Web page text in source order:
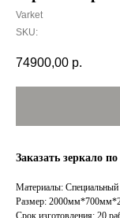
Varket
SKU:
74900,00 р.
Заказать зеркало
Материалы: Специальный
Размер: